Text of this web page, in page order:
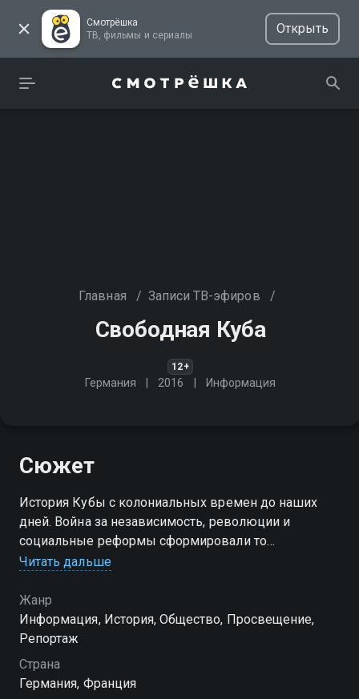
Смотрёшка
ТВ, фильмы и сериалы
Открыть
Главная / Записи ТВ-эфиров /
Свободная Куба
12+
Германия 2016 Информация
Сюжет
История Кубы с колониальных времен до наших
дней. Война за независимость, революции и
социальные реформы сформировали то
государство, какое мы можем сейчас наблюдать
Читать дальше
Жанр
Информация, История, Общество, Просвещение,
Репортаж
Страна
Германия, Франция